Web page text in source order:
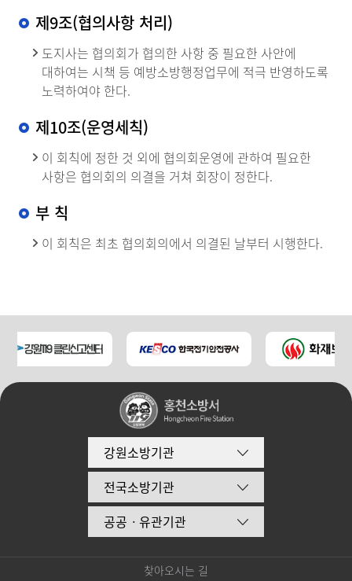
제9조(협의사항 처리)
도지사는 협의회가 협의한 사항 중 필요한 사안에
대하여는 시책 등 예방소방행정업무에 적극 반영하도록
노력하여야 한다.
제10조(운영세칙)
이 회칙에 정한 것 외에 협의회운영에 관하여 필요한
사항은 협의회의 의결을 거쳐 회장이 정한다.
부 칙
이 회칙은 최초 협의회의에서 의결된 날부터 시행한다.
강원소방기관
전국소방기관
공공ㆍ유관기관
찾아오시는 길